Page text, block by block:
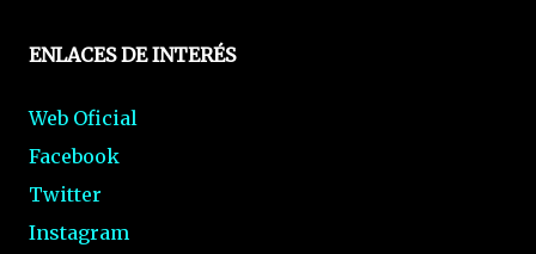
ENLACES DE INTERÉS
Web Oficial
Facebook
Twitter
Instagram